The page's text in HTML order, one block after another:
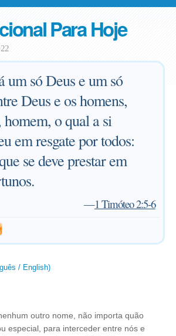
Para Hoje
um só Deus e um só
Deus e os homens,
homem, o qual a si
em resgate por todos:
se deve prestar em
—1 Timóteo 2:5-6
/ English)
outro nome, não importa quão
especial, para interceder entre nós e